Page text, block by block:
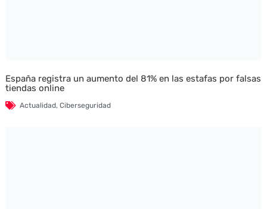
España registra un aumento del 81% en las estafas por falsas
tiendas online
Actualidad, Ciberseguridad